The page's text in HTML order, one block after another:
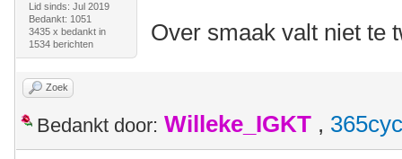
Lid sinds: Jul 2019
Bedankt: 1051
3435 x bedankt in
1534 berichten
Over smaak valt niet te
Zoek
Bedankt door: Willeke_IGKT ,